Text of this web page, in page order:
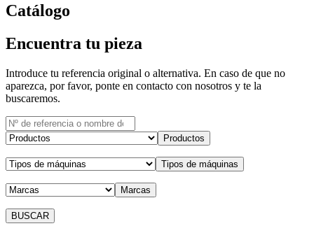
Catálogo
Encuentra tu pieza
Introduce tu referencia original o alternativa. En caso de que no
aparezca, por favor, ponte en contacto con nosotros y te la
buscaremos.
Productos
Tipos de máquinas
Marcas